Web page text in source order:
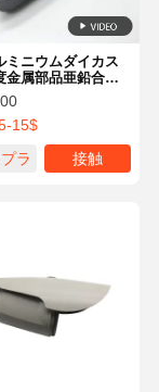
ミニウムダイカス
金属部品亜鉛合金
ョン
15$
ラ
接触